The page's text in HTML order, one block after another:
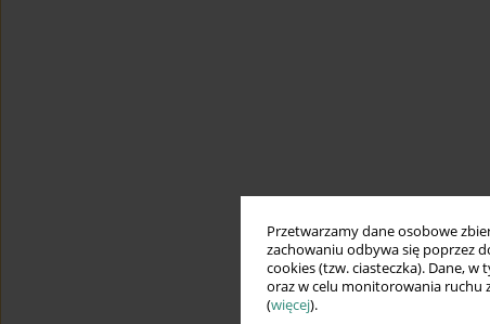
Przetwarzamy dane osobowe
zachowaniu odbywa się poprzez
cookies (tzw. ciasteczka). Dane,
oraz w celu monitorowania ruchu
(więcej).